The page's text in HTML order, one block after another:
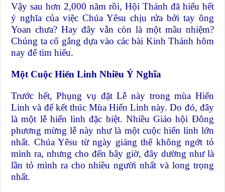
Vậy sau hơn 2,000 năm rồi, Hội Thánh đã hiểu hết
ý nghĩa của việc Chúa Yêsu chịu rửa bởi tay ông
Yoan chưa? Hay đây vẫn còn là một mầu nhiệm?
Chúng ta cố gắng dựa vào các bài Kinh Thánh hôm
nay để tìm hiểu.
Một Cuộc Hiển Linh Nhiều Ý Nghĩa
Trước hết, Phụng vụ đặt Lễ này trong mùa Hiển
Linh và để kết thúc Mùa Hiển Linh này. Do đó, đây
là một lễ hiển linh đặc biệt. Nhiều Giáo hội Ðông
phương mừng lễ này như là một cuộc hiển linh lớn
nhất. Chúa Yêsu từ ngày giáng thế không ngớt tỏ
mình ra, nhưng cho đến bây giờ, đây dường như là
lần tỏ mình ra cho nhiều người nhất và long trọng
nhất.